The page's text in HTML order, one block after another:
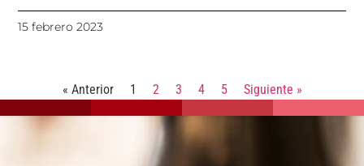
15 febrero 2023
« Anterior 1 2 3 4 5 Siguiente »